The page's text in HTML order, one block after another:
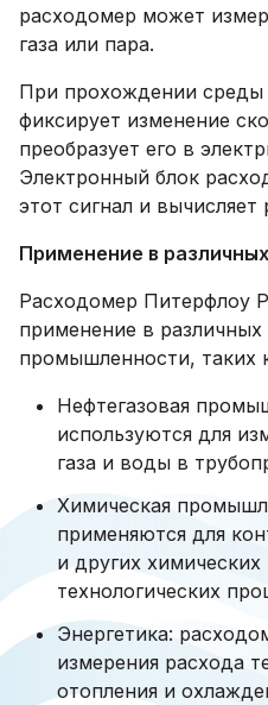
расходомер может
газа или пара.
При прохождении среды
фиксирует изменение
преобразует его в
Электронный блок
этот сигнал и
Применение в
Расходомер Питерфлоу
применение в различных
промышленности, таких
Нефтегазовая
используются для
газа и воды в
Химическая
применяются для
и других
технологических
Энергетика:
измерения расхода
отопления и